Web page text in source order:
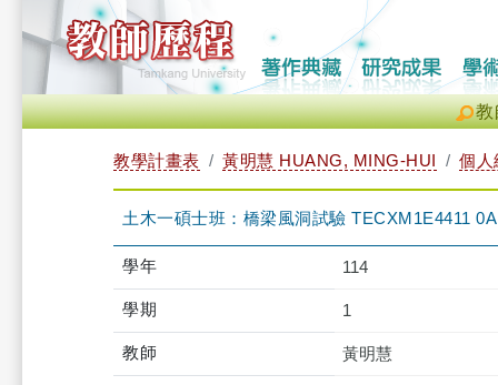
教
教學計畫表 黃明慧 HUANG, MING-HUI 個人
土木一碩士班：橋梁風洞試驗 TECXM1E4411 0A
學年 114
學期 1
教師 黃明慧